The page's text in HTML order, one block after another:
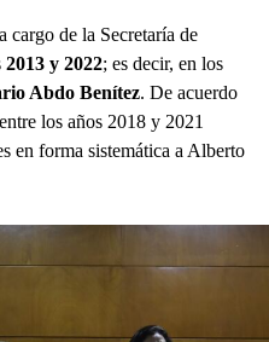
cargo de la Secretaría de
2013 y 2022; es decir, en los
Abdo Benítez. De acuerdo
los años 2018 y 2021
en forma sistemática a Alberto